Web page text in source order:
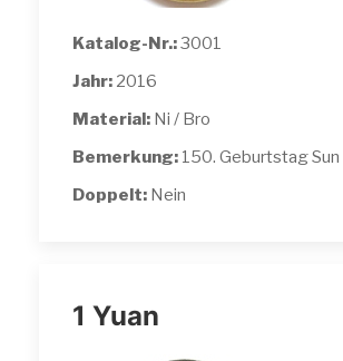
Katalog-Nr.:3001
Jahr: 2016
Material: Ni / Bro
Bemerkung: 150. Geburtstag Sun
Doppelt: Nein
1 Yuan